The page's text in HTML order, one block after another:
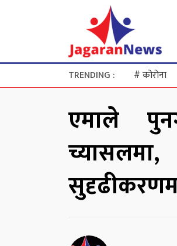
TRENDING : #कोरोना
एमाले